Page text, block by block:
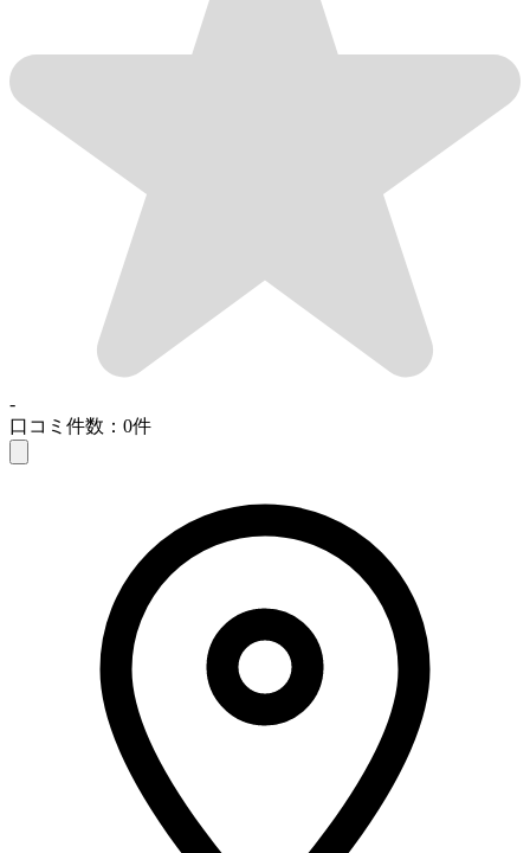
-
口コミ件数：0件